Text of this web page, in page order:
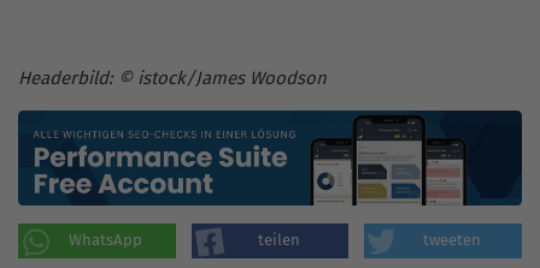
Headerbild: © istock/James Woodson
WhatsApp teilen tweeten